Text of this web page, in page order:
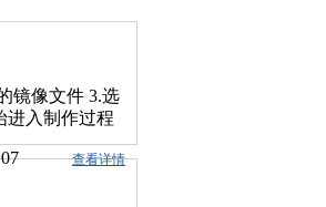
镜像文件 3.选
进入制作过程
查看详情